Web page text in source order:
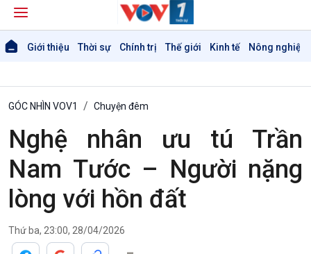
Giới thiệu Thời sự Chính trị Thế giới Kinh tế Nông nghiệp
Giới thiệu
Thời sự
GÓC NHÌN VOV1 Chuyện đêm
Nghệ nhân ưu tú Trần
Nam Tước – Người nặng
lòng với hồn đất
Thứ ba, 23:00, 28/04/2026